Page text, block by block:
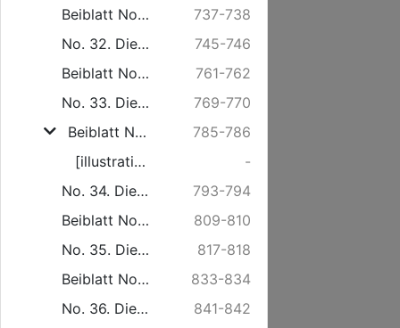
Beiblatt No. 31. Freitag den 1. August.
737-738
No. 32. Dienstag den 5. August.
745-746
Beiblatt No. 32. Freitag den 8. August.
761-762
No. 33. Dienstag den 12. August.
769-770
Beiblatt No. 33. Freitag den 15. August.
785-786
[illustration]
-
No. 34. Dienstag den 19. August.
793-794
Beiblatt No. 34. Freitag den 22. August.
809-810
No. 35. Dienstag den 26. August.
817-818
Beiblatt No. 35. Freitag den 29. August.
833-834
No. 36. Dienstag den 2. September.
841-842